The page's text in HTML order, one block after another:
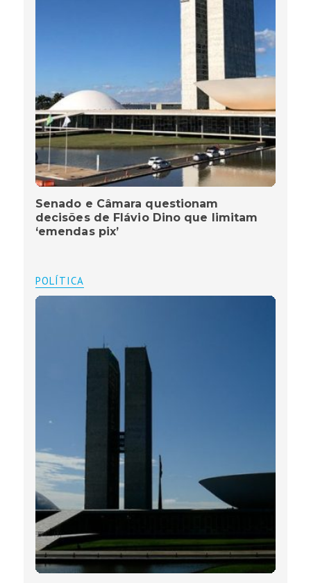
Senado e Câmara questionam
decisões de Flávio Dino que limitam
‘emendas pix’
POLÍTICA